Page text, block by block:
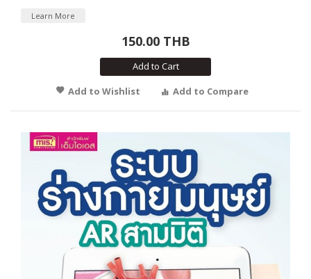
Learn More
150.00 THB
Add to Cart
Add to Wishlist
Add to Compare